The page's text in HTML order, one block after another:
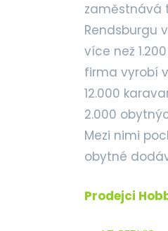
zaměstnává
Rendsburgu
více než
firma vyrobí
12.000
2.000
Mezi nimi
obytné
Prodejci